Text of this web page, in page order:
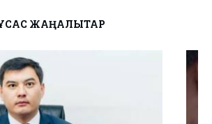
ЖАҢАЛЫҚТАР